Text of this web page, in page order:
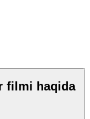
filmi haqida